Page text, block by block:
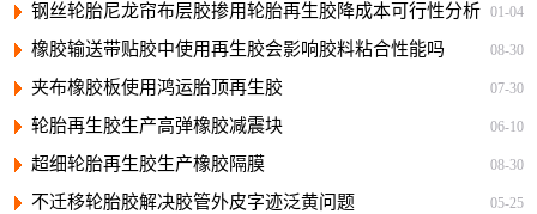
点与实用配方
01-04
钢丝轮胎尼龙帘布层胶掺用轮胎再生胶降成本可行性分析
08-30
橡胶输送带贴胶中使用再生胶会影响胶料粘合性能吗
07-30
夹布橡胶板使用鸿运胎顶再生胶
06-10
轮胎再生胶生产高弹橡胶减震块
08-30
超细轮胎再生胶生产橡胶隔膜
05-25
不迁移轮胎胶解决胶管外皮字迹泛黄问题